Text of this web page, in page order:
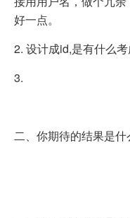
好一点。
2. 设计成id,是有什么
3.
二、你期待的结果是